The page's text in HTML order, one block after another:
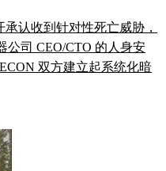
承认收到针对性死亡威胁，
公司 CEO/CTO 的人身安
双方建立起系统化暗